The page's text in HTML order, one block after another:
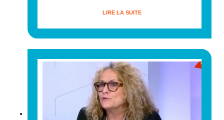
LIRE LA SUITE